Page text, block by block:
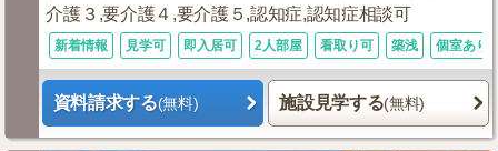
介護３,要介護４,要介護５,認知症,認知症相談可
新着情報 見学可 即入居可 2人部屋 看取り可 築浅 個室あり
資料請求する(無料) 施設見学する(無料)